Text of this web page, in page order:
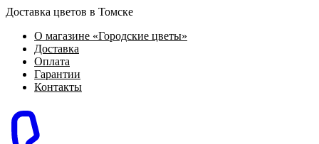
Доставка цветов в Томске
О магазине «Городские цветы»
Доставка
Оплата
Гарантии
Контакты